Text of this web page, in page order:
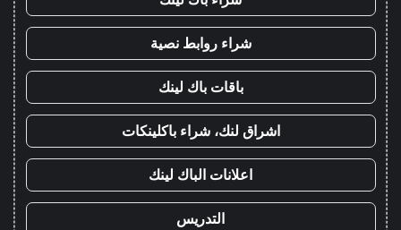
شراء روابط نصية
باقات باك لينك
اشراق لنك، شراء باكلينكات
اعلانات الباك لينك
التدريس